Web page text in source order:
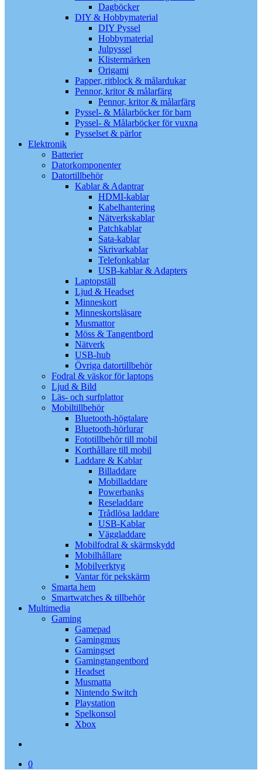
Dagböcker
DIY & Hobbymaterial
DIY Pyssel
Hobbymaterial
Julpyssel
Klistermärken
Origami
Papper, ritblock & målardukar
Pennor, kritor & målarfärg
Pennor, kritor & målarfärg
Pyssel- & Målarböcker för barn
Pyssel- & Målarböcker för vuxna
Pysselset & pärlor
Elektronik
Batterier
Datorkomponenter
Datortillbehör
Kablar & Adaptrar
HDMI-kablar
Kabelhantering
Nätverkskablar
Patchkablar
Sata-kablar
Skrivarkablar
Telefonkablar
USB-kablar & Adapters
Laptopställ
Ljud & Headset
Minneskort
Minneskortsläsare
Musmattor
Möss & Tangentbord
Nätverk
USB-hub
Övriga datortillbehör
Fodral & väskor för laptops
Ljud & Bild
Läs- och surfplattor
Mobiltillbehör
Bluetooth-högtalare
Bluetooth-hörlurar
Fototillbehör till mobil
Korthållare till mobil
Laddare & Kablar
Billaddare
Mobilladdare
Powerbanks
Reseladdare
Trådlösa laddare
USB-Kablar
Väggladdare
Mobilfodral & skärmskydd
Mobilhållare
Mobilverktyg
Vantar för pekskärm
Smarta hem
Smartwatches & tillbehör
Multimedia
Gaming
Gamepad
Gamingmus
Gamingset
Gamingtangentbord
Headset
Musmatta
Nintendo Switch
Playstation
Spelkonsol
Xbox
0